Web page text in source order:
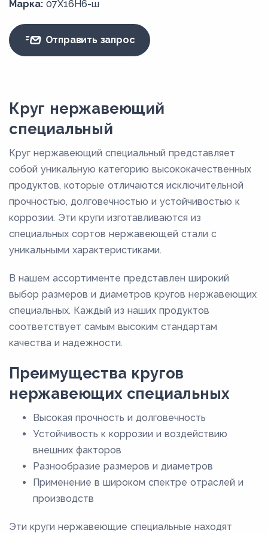
Марка: 07Х16Н6-ш
Отправить запрос
Круг нержавеющий
специальный
Круг нержавеющий специальный представляет
собой уникальную категорию высококачественных
продуктов, которые отличаются исключительной
прочностью, долговечностью и устойчивостью к
коррозии. Эти круги изготавливаются из
специальных сортов нержавеющей стали с
уникальными характеристиками.
В нашем ассортименте представлен широкий
выбор размеров и диаметров кругов нержавеющих
специальных. Каждый из наших продуктов
соответствует самым высоким стандартам
качества и надежности.
Преимущества кругов
нержавеющих специальных
Высокая прочность и долговечность
Устойчивость к коррозии и воздействию
внешних факторов
Разнообразие размеров и диаметров
Применение в широком спектре отраслей и
производств
Эти круги нержавеющие специальные находят